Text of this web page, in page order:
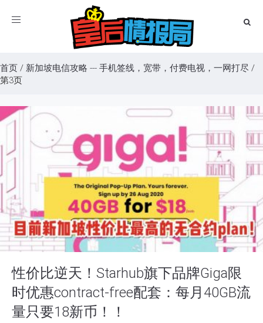
Toggle
首页 / 新加坡电信攻略 --- 手机签线，宽带，付费电视，一网打尽 /
第3页
性价比逆天！Starhub旗下品牌Giga限
时优惠contract-free配套：每月40GB流
量只要18新币！！